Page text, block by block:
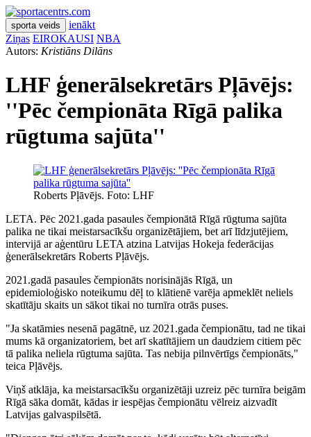
sporta veids
ienākt
Ziņas EIROKAUSI NBA
Autors: Kristiāns Dilāns
LHF ģenerālsekretārs Pļāvējs:
''Pēc čempionāta Rīgā palika
rūgtuma sajūta''
Roberts Pļāvējs. Foto: LHF
LETA. Pēc 2021.gada pasaules čempionātā Rīgā rūgtuma sajūta
palika ne tikai meistarsacīkšu organizētājiem, bet arī līdzjutējiem,
intervijā ar aģentūru LETA atzina Latvijas Hokeja federācijas
ģenerālsekretārs Roberts Pļāvējs.
2021.gadā pasaules čempionāts norisinājās Rīgā, un
epidemioloģisko noteikumu dēļ to klātienē varēja apmeklēt neliels
skatītāju skaits un sākot tikai no turnīra otrās puses.
"Ja skatāmies nesenā pagātnē, uz 2021.gada čempionātu, tad ne tikai
mums kā organizatoriem, bet arī skatītājiem un daudziem citiem pēc
tā palika neliela rūgtuma sajūta. Tas nebija pilnvērtīgs čempionāts,"
teica Pļāvējs.
Viņš atklāja, ka meistarsacīkšu organizētāji uzreiz pēc turnīra beigām
Rīgā sāka domāt, kādas ir iespējas čempionātu vēlreiz aizvadīt
Latvijas galvaspilsētā.